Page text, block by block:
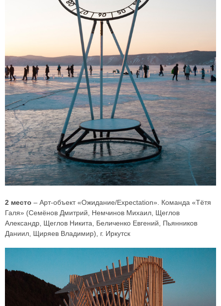
2 место – Арт-объект «Ожидание/Expectation». Команда «Тётя
Галя» (Семёнов Дмитрий, Немчинов Михаил, Щеглов
Александр, Щеглов Никита, Беличенко Евгений, Пьянников
Даниил, Щиряев Владимир), г. Иркутск